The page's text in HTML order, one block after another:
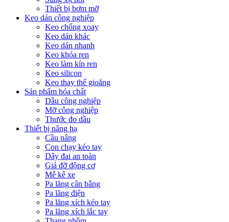
Thiết bị bơm mỡ
Keo dán công nghiệp
Keo chống xoay
Keo dán khác
Keo dán nhanh
Keo khóa ren
Keo làm kín ren
Keo silicon
Keo thay thế gioăng
Sản phẩm hóa chất
Dầu công nghiệp
Mỡ công nghiệp
Thước đo dầu
Thiết bị nâng hạ
Cầu nâng
Con chạy kéo tay
Dây đai an toàn
Giá đỡ động cơ
Mễ kê xe
Pa lăng cân bằng
Pa lăng điện
Pa lăng xích kéo tay
Pa lăng xích lắc tay